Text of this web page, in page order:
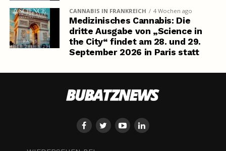
CANNABIS IN FRANKREICH 4 Wochen ago
Medizinisches Cannabis: Die
dritte Ausgabe von „Science in
the City“ findet am 28. und 29.
September 2026 in Paris statt